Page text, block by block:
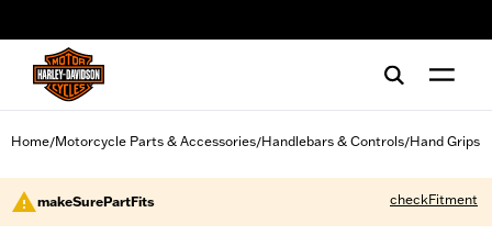
Home/Motorcycle Parts & Accessories/Handlebars & Controls/Hand Grips
makeSurePartFits checkFitment